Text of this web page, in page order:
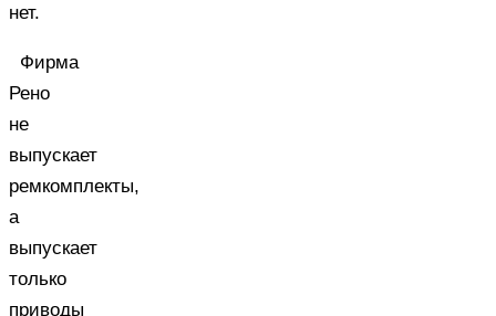
нет.
Фирма
Рено
не
выпускает
ремкомплекты,
а
выпускает
только
приводы